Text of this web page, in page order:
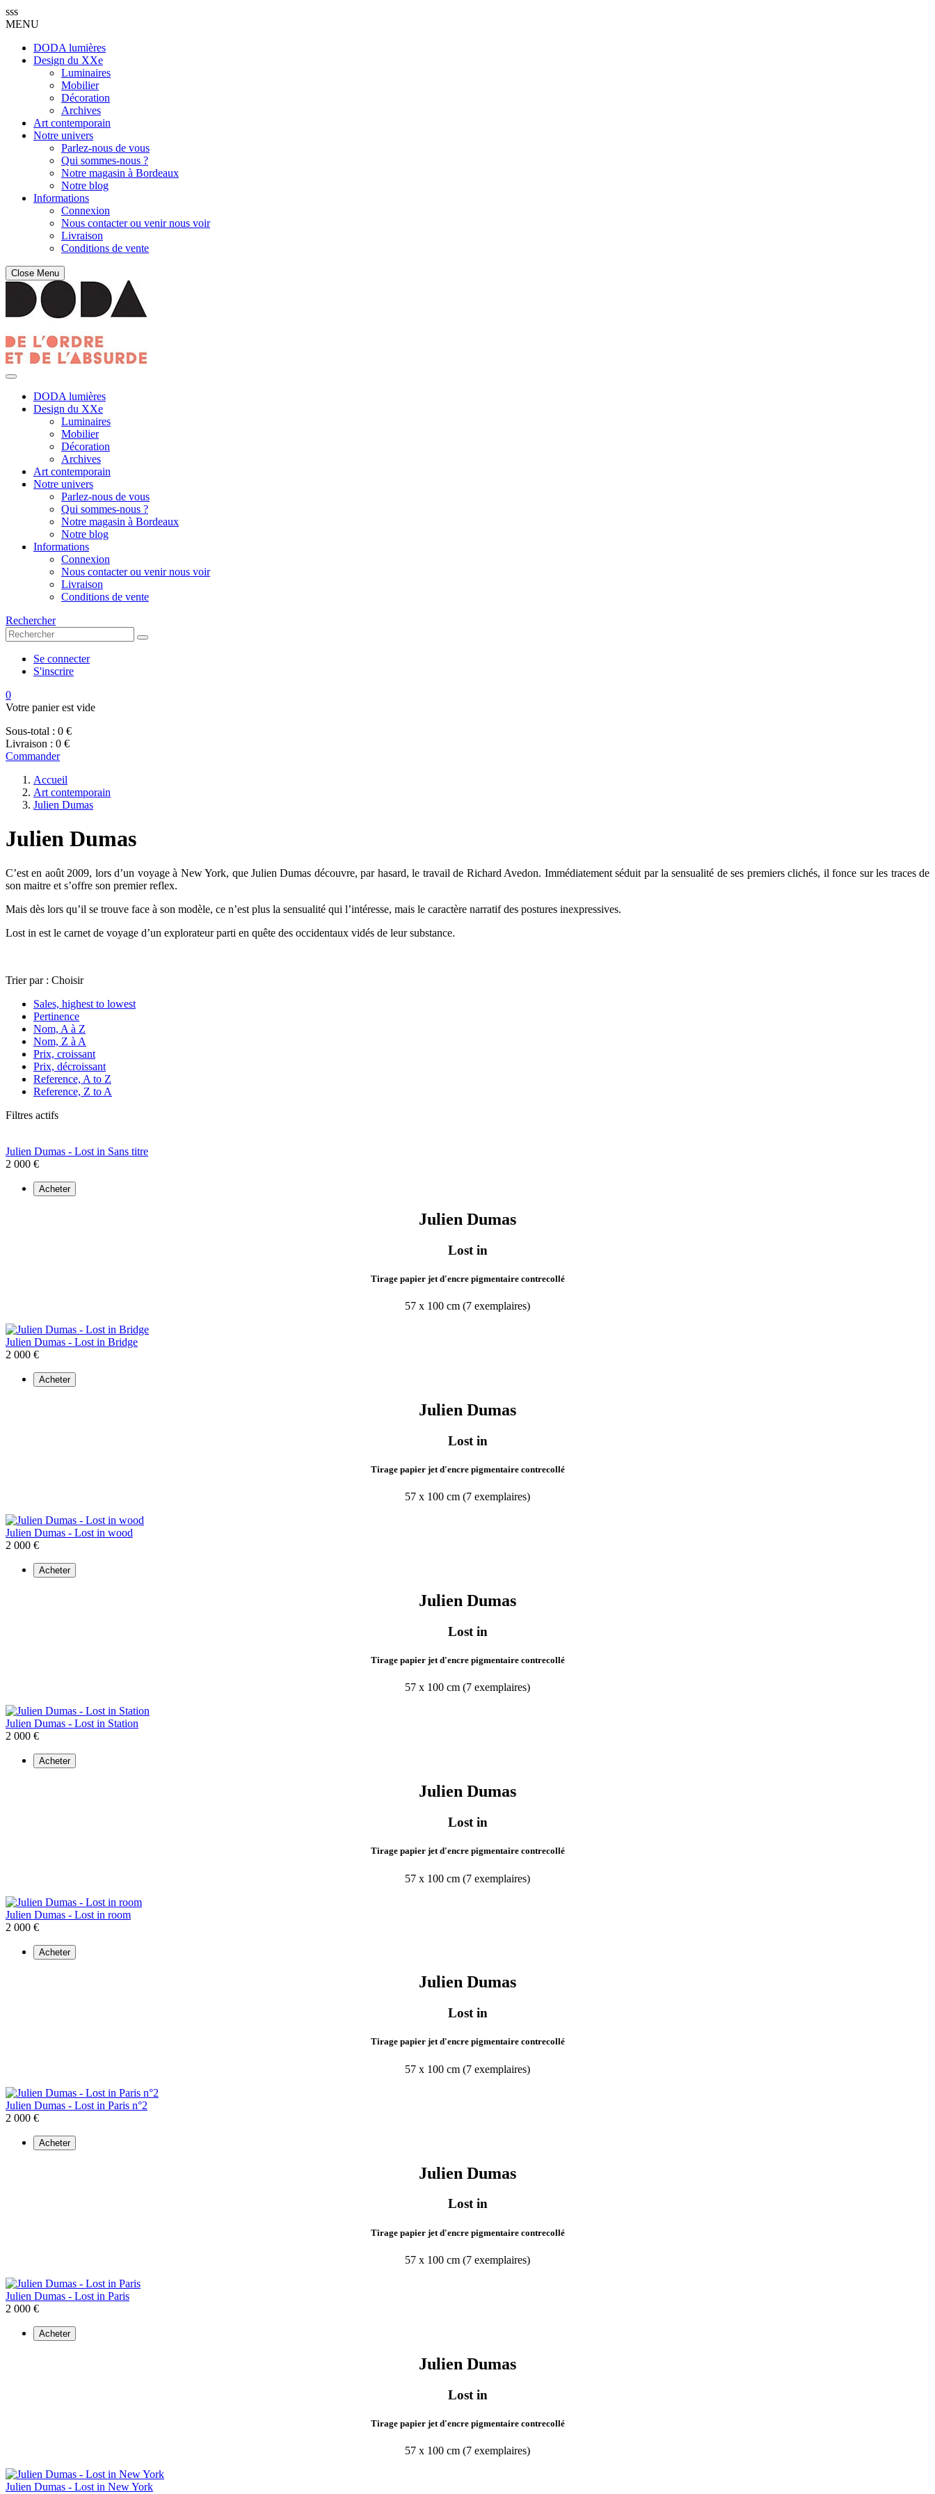
sss
MENU
DODA lumières
Design du XXe
Luminaires
Mobilier
Décoration
Archives
Art contemporain
Notre univers
Parlez-nous de vous
Qui sommes-nous ?
Notre magasin à Bordeaux
Notre blog
Informations
Connexion
Nous contacter ou venir nous voir
Livraison
Conditions de vente
Close Menu
DODA lumières
Design du XXe
Luminaires
Mobilier
Décoration
Archives
Art contemporain
Notre univers
Parlez-nous de vous
Qui sommes-nous ?
Notre magasin à Bordeaux
Notre blog
Informations
Connexion
Nous contacter ou venir nous voir
Livraison
Conditions de vente
Rechercher
Se connecter
S'inscrire
0
Votre panier est vide
Sous-total : 0 €
Livraison : 0 €
Commander
Accueil
Art contemporain
Julien Dumas
Julien Dumas
C’est en août 2009, lors d’un voyage à New York, que Julien Dumas découvre, par hasard, le travail de Richard Avedon. Immédiatement séduit par la sensualité de ses premiers clichés, il fonce sur les traces de
son maitre et s’offre son premier reflex.
Mais dès lors qu’il se trouve face à son modèle, ce n’est plus la sensualité qui l’intéresse, mais le caractère narratif des postures inexpressives.
Lost in est le carnet de voyage d’un explorateur parti en quête des occidentaux vidés de leur substance.
Trier par : Choisir
Sales, highest to lowest
Pertinence
Nom, A à Z
Nom, Z à A
Prix, croissant
Prix, décroissant
Reference, A to Z
Reference, Z to A
Filtres actifs
Julien Dumas - Lost in Sans titre
2 000 €
Acheter
Julien Dumas
Lost in
Tirage papier jet d'encre pigmentaire contrecollé
57 x 100 cm (7 exemplaires)
Julien Dumas - Lost in Bridge
2 000 €
Acheter
Julien Dumas
Lost in
Tirage papier jet d'encre pigmentaire contrecollé
57 x 100 cm (7 exemplaires)
Julien Dumas - Lost in wood
2 000 €
Acheter
Julien Dumas
Lost in
Tirage papier jet d'encre pigmentaire contrecollé
57 x 100 cm (7 exemplaires)
Julien Dumas - Lost in Station
2 000 €
Acheter
Julien Dumas
Lost in
Tirage papier jet d'encre pigmentaire contrecollé
57 x 100 cm (7 exemplaires)
Julien Dumas - Lost in room
2 000 €
Acheter
Julien Dumas
Lost in
Tirage papier jet d'encre pigmentaire contrecollé
57 x 100 cm (7 exemplaires)
Julien Dumas - Lost in Paris n°2
2 000 €
Acheter
Julien Dumas
Lost in
Tirage papier jet d'encre pigmentaire contrecollé
57 x 100 cm (7 exemplaires)
Julien Dumas - Lost in Paris
2 000 €
Acheter
Julien Dumas
Lost in
Tirage papier jet d'encre pigmentaire contrecollé
57 x 100 cm (7 exemplaires)
Julien Dumas - Lost in New York